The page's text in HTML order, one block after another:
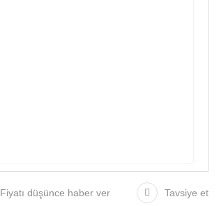
Fiyatı düşünce haber ver Tavsiye et